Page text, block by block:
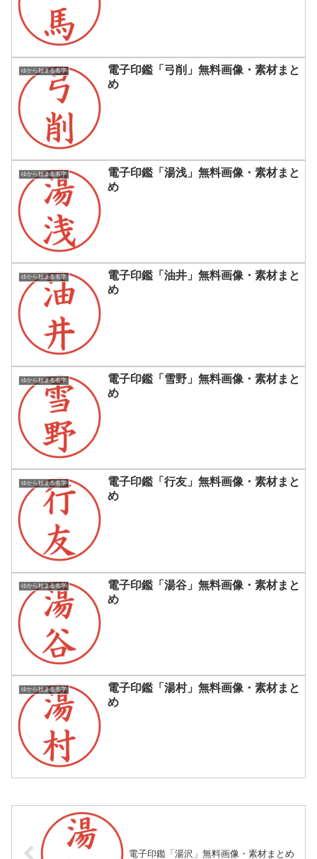
ゆから始まる名字
電子印鑑「弓削」無料画像・素材まと
め
ゆから始まる名字
電子印鑑「湯浅」無料画像・素材まと
め
ゆから始まる名字
電子印鑑「油井」無料画像・素材まと
め
ゆから始まる名字
電子印鑑「雪野」無料画像・素材まと
め
ゆから始まる名字
電子印鑑「行友」無料画像・素材まと
め
ゆから始まる名字
電子印鑑「湯谷」無料画像・素材まと
め
ゆから始まる名字
電子印鑑「湯村」無料画像・素材まと
め
電子印鑑「湯沢」無料画像・素材まとめ